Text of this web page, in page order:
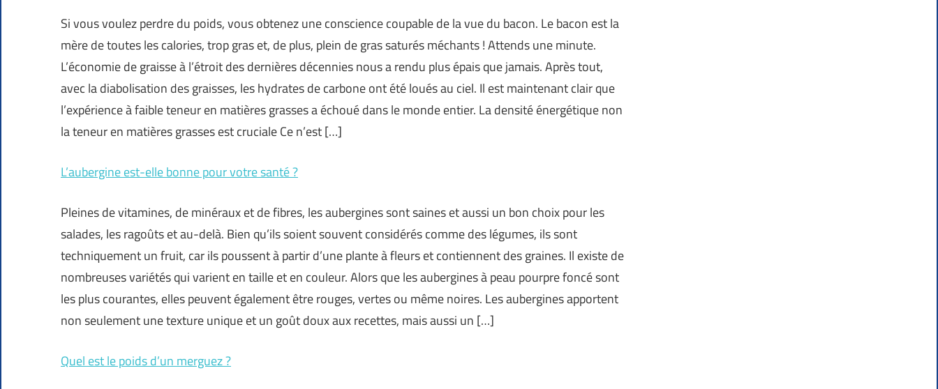
Si vous voulez perdre du poids, vous obtenez une conscience coupable de la vue du bacon. Le bacon est la
mère de toutes les calories, trop gras et, de plus, plein de gras saturés méchants ! Attends une minute.
L’économie de graisse à l’étroit des dernières décennies nous a rendu plus épais que jamais. Après tout,
avec la diabolisation des graisses, les hydrates de carbone ont été loués au ciel. Il est maintenant clair que
l’expérience à faible teneur en matières grasses a échoué dans le monde entier. La densité énergétique non
la teneur en matières grasses est cruciale Ce n’est […]
L’aubergine est-elle bonne pour votre santé ?
Pleines de vitamines, de minéraux et de fibres, les aubergines sont saines et aussi un bon choix pour les
salades, les ragoûts et au-delà. Bien qu’ils soient souvent considérés comme des légumes, ils sont
techniquement un fruit, car ils poussent à partir d’une plante à fleurs et contiennent des graines. Il existe de
nombreuses variétés qui varient en taille et en couleur. Alors que les aubergines à peau pourpre foncé sont
les plus courantes, elles peuvent également être rouges, vertes ou même noires. Les aubergines apportent
non seulement une texture unique et un goût doux aux recettes, mais aussi un […]
Quel est le poids d’un merguez ?